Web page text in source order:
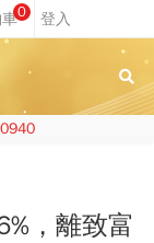
0
，離致富